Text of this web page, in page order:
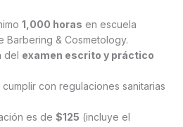
1,000 horas en escuela
& Cosmetology.
del examen escrito y práctico
cumplir con regulaciones sanitarias
es de $125 (incluye el